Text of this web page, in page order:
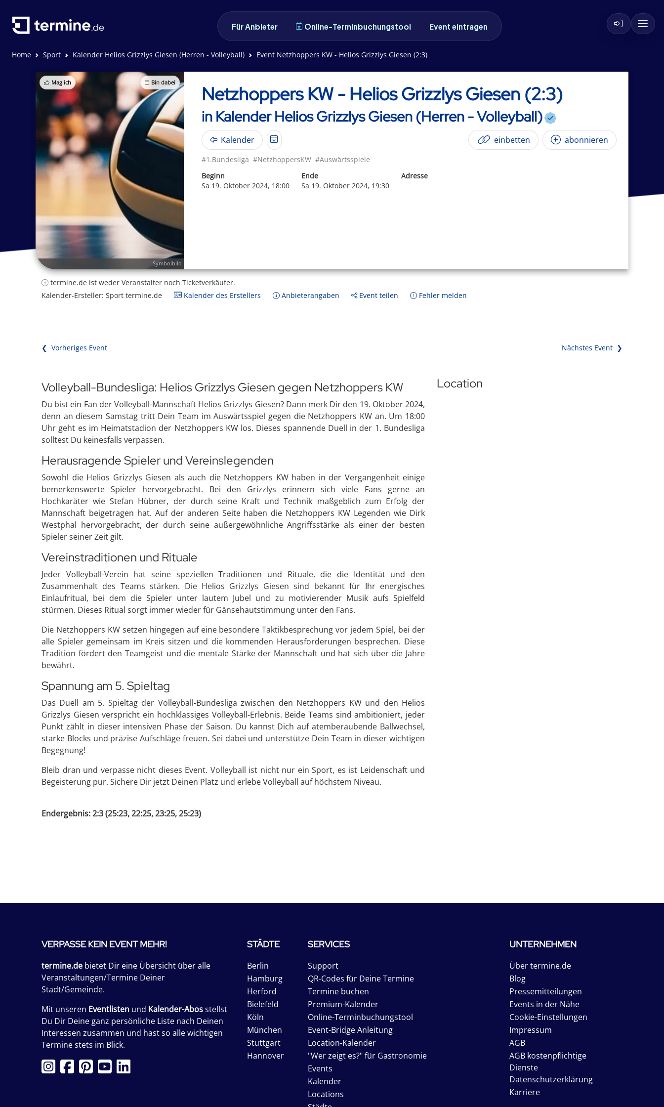
Für Anbieter Online-Terminbuchungstool Event eintragen
Home Sport Kalender Helios Grizzlys Giesen (Herren - Volleyball) Event Netzhoppers KW - Helios Grizzlys Giesen (2:3)
Mag ich Bin dabei
Symbolbild
Netzhoppers KW - Helios Grizzlys Giesen (2:3)
in Kalender Helios Grizzlys Giesen (Herren - Volleyball)
Kalender einbetten abonnieren
#1.Bundesliga #NetzhoppersKW #Auswärtsspiele
Beginn
Sa 19. Oktober 2024, 18:00
Ende
Sa 19. Oktober 2024, 19:30
Adresse
termine.de ist weder Veranstalter noch Ticketverkäufer.
Kalender-Ersteller: Sport termine.de
Kalender des Erstellers Anbieterangaben Event teilen Fehler melden
❮ Vorheriges Event Nächstes Event ❯
Volleyball-Bundesliga: Helios Grizzlys Giesen gegen Netzhoppers KW
Du bist ein Fan der Volleyball-Mannschaft Helios Grizzlys Giesen? Dann merk Dir den 19. Oktober 2024,
denn an diesem Samstag tritt Dein Team im Auswärtsspiel gegen die Netzhoppers KW an. Um 18:00
Uhr geht es im Heimatstadion der Netzhoppers KW los. Dieses spannende Duell in der 1. Bundesliga
solltest Du keinesfalls verpassen.
Herausragende Spieler und Vereinslegenden
Sowohl die Helios Grizzlys Giesen als auch die Netzhoppers KW haben in der Vergangenheit einige
bemerkenswerte Spieler hervorgebracht. Bei den Grizzlys erinnern sich viele Fans gerne an
Hochkaräter wie Stefan Hübner, der durch seine Kraft und Technik maßgeblich zum Erfolg der
Mannschaft beigetragen hat. Auf der anderen Seite haben die Netzhoppers KW Legenden wie Dirk
Westphal hervorgebracht, der durch seine außergewöhnliche Angriffsstärke als einer der besten
Spieler seiner Zeit gilt.
Vereinstraditionen und Rituale
Jeder Volleyball-Verein hat seine speziellen Traditionen und Rituale, die die Identität und den
Zusammenhalt des Teams stärken. Die Helios Grizzlys Giesen sind bekannt für Ihr energisches
Einlaufritual, bei dem die Spieler unter lautem Jubel und zu motivierender Musik aufs Spielfeld
stürmen. Dieses Ritual sorgt immer wieder für Gänsehautstimmung unter den Fans.
Die Netzhoppers KW setzen hingegen auf eine besondere Taktikbesprechung vor jedem Spiel, bei der
alle Spieler gemeinsam im Kreis sitzen und die kommenden Herausforderungen besprechen. Diese
Tradition fördert den Teamgeist und die mentale Stärke der Mannschaft und hat sich über die Jahre
bewährt.
Spannung am 5. Spieltag
Das Duell am 5. Spieltag der Volleyball-Bundesliga zwischen den Netzhoppers KW und den Helios
Grizzlys Giesen verspricht ein hochklassiges Volleyball-Erlebnis. Beide Teams sind ambitioniert, jeder
Punkt zählt in dieser intensiven Phase der Saison. Du kannst Dich auf atemberaubende Ballwechsel,
starke Blocks und präzise Aufschläge freuen. Sei dabei und unterstütze Dein Team in dieser wichtigen
Begegnung!
Bleib dran und verpasse nicht dieses Event. Volleyball ist nicht nur ein Sport, es ist Leidenschaft und
Begeisterung pur. Sichere Dir jetzt Deinen Platz und erlebe Volleyball auf höchstem Niveau.
Endergebnis: 2:3 (25:23, 22:25, 23:25, 25:23)
Location
VERPASSE KEIN EVENT MEHR!
termine.de bietet Dir eine Übersicht über alle
Veranstaltungen/Termine Deiner
Stadt/Gemeinde.
Mit unseren Eventlisten und Kalender-Abosstellst
Du Dir Deine ganz persönliche Liste nach Deinen
Interessen zusammen und hast so alle wichtigen
Termine stets im Blick.
STÄDTE
Berlin
Hamburg
Herford
Bielefeld
Köln
München
Stuttgart
Hannover
SERVICES
Support
QR-Codes für Deine Termine
Termine buchen
Premium-Kalender
Online-Terminbuchungstool
Event-Bridge Anleitung
Location-Kalender
"Wer zeigt es?" für Gastronomie
Events
Kalender
Locations
UNTERNEHMEN
Über termine.de
Blog
Pressemitteilungen
Events in der Nähe
Cookie-Einstellungen
Impressum
AGB
AGB kostenpflichtige
Dienste
Datenschutzerklärung
Karriere